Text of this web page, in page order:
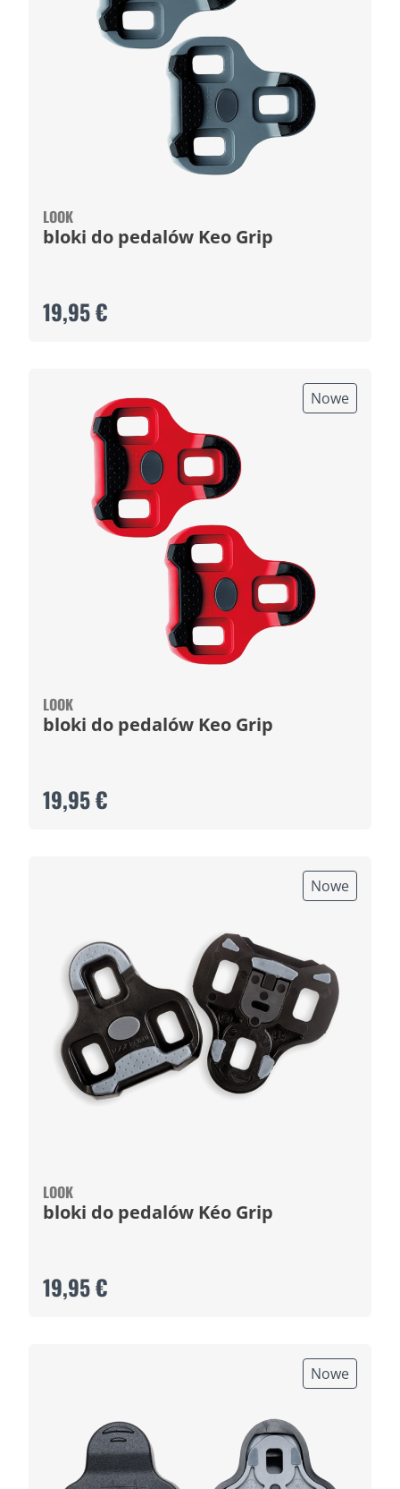
LOOK
bloki do pedalów Keo Grip
19,95 €
Nowe
LOOK
bloki do pedalów Keo Grip
19,95 €
Nowe
LOOK
bloki do pedalów Kéo Grip
19,95 €
Nowe